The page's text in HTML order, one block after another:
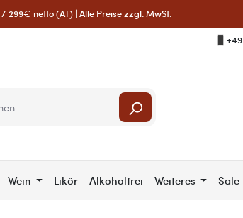
299€ netto (AT) | Alle Preise zzgl. MwSt.
Wein Likör Alkoholfrei Weiteres Sale